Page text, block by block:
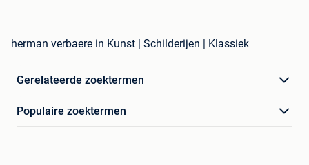
herman verbaere in Kunst | Schilderijen | Klassiek
Gerelateerde zoektermen
Populaire zoektermen